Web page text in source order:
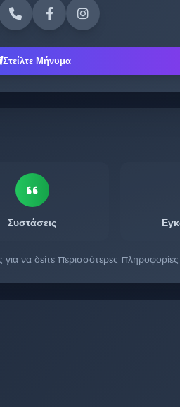
Στείλτε Μήνυμα
Συστάσεις
για να δείτε περισσότερες πληροφορίες